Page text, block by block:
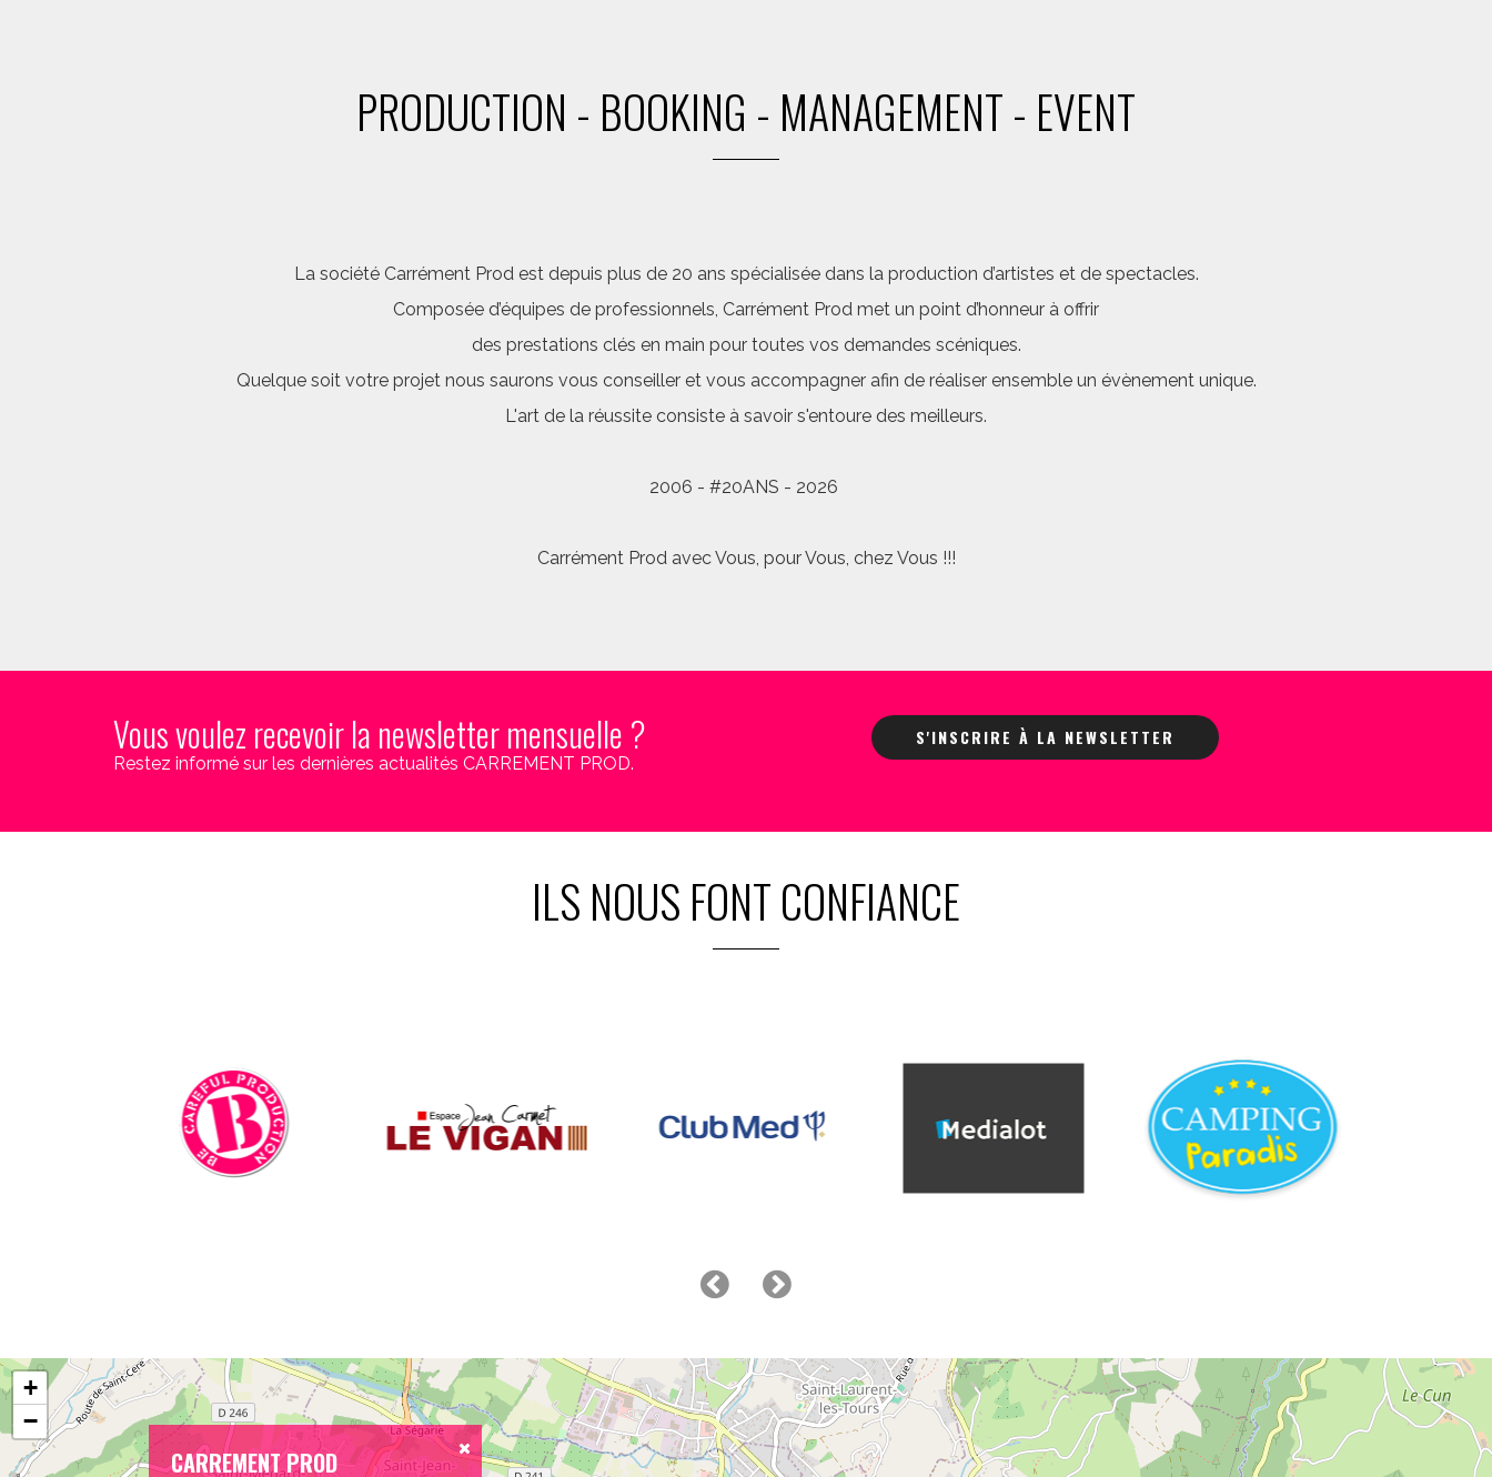
PRODUCTION - BOOKING - MANAGEMENT - EVENT
La société Carrément Prod est depuis plus de 20 ans spécialisée dans la production d’artistes et de spectacles.
Composée d’équipes de professionnels, Carrément Prod met un point d’honneur à offrir
des prestations clés en main pour toutes vos demandes scéniques.
Quelque soit votre projet nous saurons vous conseiller et vous accompagner afin de réaliser ensemble un évènement unique.
L'art de la réussite consiste à savoir s'entoure des meilleurs.
2006 - #20ANS - 2026
Carrément Prod avec Vous, pour Vous, chez Vous !!!
Vous voulez recevoir la newsletter mensuelle ?
Restez informé sur les dernières actualités CARREMENT PROD.
S'INSCRIRE À LA NEWSLETTER
ILS NOUS FONT CONFIANCE
CARREMENT PROD
+
−